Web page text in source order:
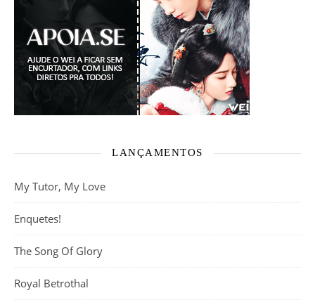
LANÇAMENTOS
My Tutor, My Love
Enquetes!
The Song Of Glory
Royal Betrothal